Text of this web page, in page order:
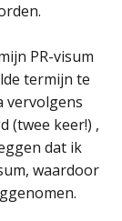
PR-visum
termijn te
vervolgens
(twee keer!) ,
dat ik
waardoor